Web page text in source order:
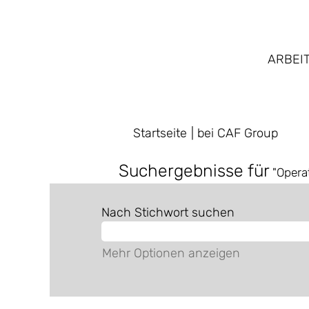
Startseite bei CAF Group
Suchergebnisse für
Nach Stichwort suchen
Mehr Optionen anzeigen